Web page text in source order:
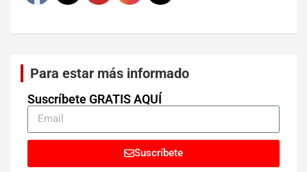
Para estar más informado
Suscríbete GRATIS AQUÍ
Suscríbete